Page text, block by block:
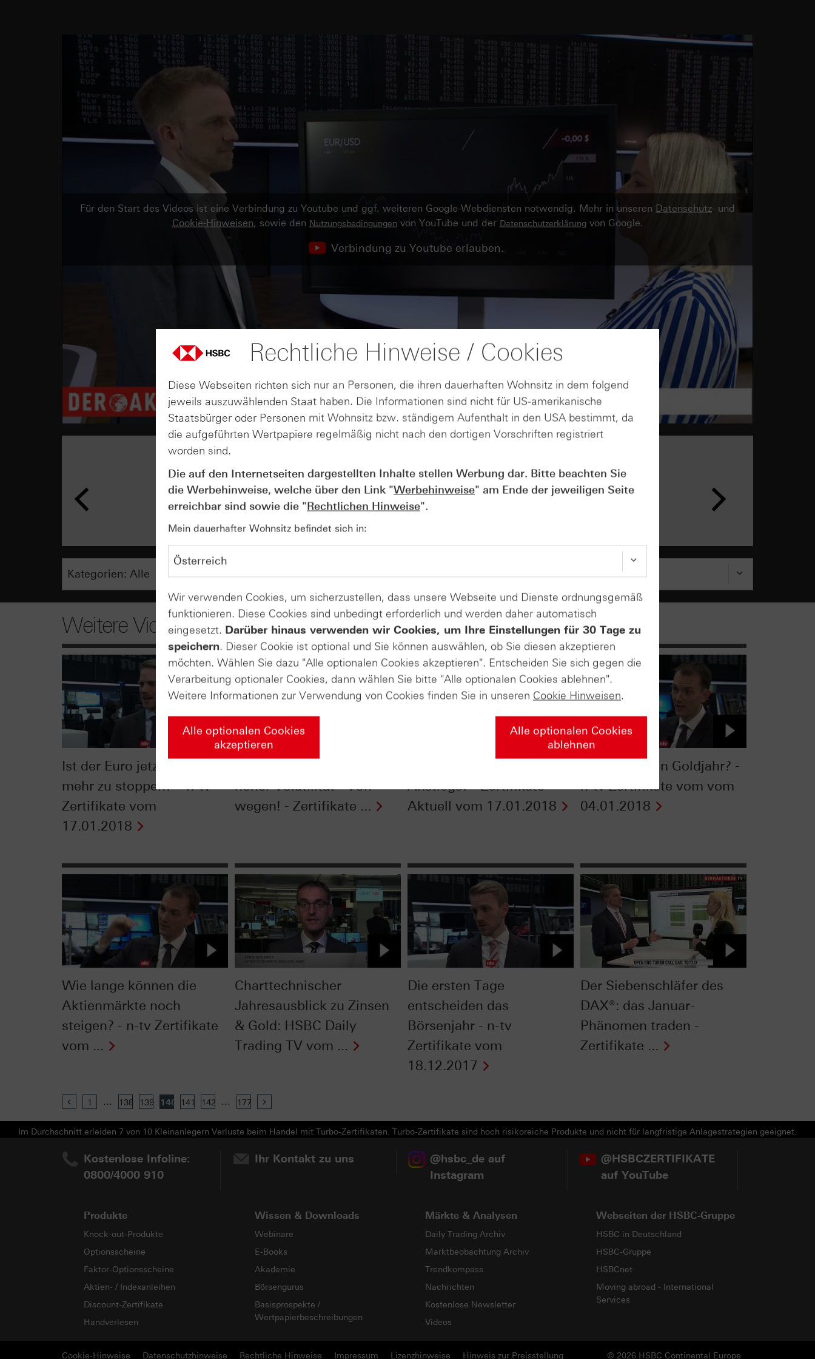
Für den Start des Videos ist eine Verbindung zu Youtube und ggf. weiteren Google-Webdiensten notwendig. Mehr in unseren Datenschutz- und
Cookie-Hinweisen, sowie den Nutzungsbedingungen von YouTube und der Datenschutzerklärungvon Google.
Verbindung zu Youtube erlauben.
AUGUST
07
Wie lange bleibt der DAX® in
Rekordlaune? - ntv Zertifikate
07.08.26
Weitere Videos
Ist der Euro jetzt nicht
mehr zu stoppen? – n-tv
Zertifikate vom
17.01.2018
hoher Volatilität - Von
wegen! - Zertifikate ...
Anstiegs? - Zertifikate
Aktuell vom 17.01.2018
Wird 2018 ein Goldjahr? -
n-tv Zertifikate vom vom
04.01.2018
Wie lange können die
Aktienmärkte noch
steigen? - n-tv Zertifikate
vom ...
Charttechnischer
Jahresausblick zu Zinsen
& Gold: HSBC Daily
Trading TV vom ...
Die ersten Tage
entscheiden das
Börsenjahr - n-tv
Zertifikate vom
18.12.2017
Der Siebenschläfer des
DAX®: das Januar-
Phänomen traden -
Zertifikate ...
Previous
1 ... 138 139 140 141 142 ... 177
Im Durchschnitt erleiden 7 von 10 Kleinanlegern Verluste beim Handel mit Turbo-Zertifikaten. Turbo-Zertifikate sind hoch risikoreiche Produkte und nicht für langfristige Anlagestrategien geeignet.
Kostenlose Infoline:
0800/4000 910
Ihr Kontakt zu uns
@hsbc_de auf
Instagram
@HSBCZERTIFIKATE
auf YouTube
Produkte
Knock-out-Produkte
Optionsscheine
Faktor-Optionsscheine
Aktien- / Indexanleihen
Discount-Zertifikate
Handverlesen
Wissen & Downloads
Webinare
E-Books
Akademie
Börsengurus
Basisprospekte /
Wertpapierbeschreibungen
Märkte & Analysen
Daily Trading Archiv
Marktbeobachtung Archiv
Trendkompass
Nachrichten
Kostenlose Newsletter
Videos
Webseiten der HSBC-Gruppe
HSBC in Deutschland
HSBC-Gruppe
HSBCnet
Moving abroad - International
Services
Cookie-Hinweise Datenschutzhinweise Rechtliche Hinweise Impressum Lizenzhinweise © 2026 HSBC Continental Europe
Hinweis zur Preisstellung
Rechtliche Hinweise / Cookies
Diese Webseiten richten sich nur an Personen, die ihren dauerhaften Wohnsitz in dem folgend
jeweils auszuwählenden Staat haben. Die Informationen sind nicht für US-amerikanische
Staatsbürger oder Personen mit Wohnsitz bzw. ständigem Aufenthalt in den USA bestimmt, da
die aufgeführten Wertpapiere regelmäßig nicht nach den dortigen Vorschriften registriert
worden sind.
Die auf den Internetseiten dargestellten Inhalte stellen Werbung dar. Bitte beachten Sie
die Werbehinweise, welche über den Link "Werbehinweise" am Ende der jeweiligen Seite
erreichbar sind sowie die "Rechtlichen Hinweise".
Mein dauerhafter Wohnsitz befindet sich in:
Wir verwenden Cookies, um sicherzustellen, dass unsere Webseite und Dienste ordnungsgemäß
funktionieren. Diese Cookies sind unbedingt erforderlich und werden daher automatisch
eingesetzt. Darüber hinaus verwenden wir Cookies, um Ihre Einstellungen für 30 Tage zu
speichern. Dieser Cookie ist optional und Sie können auswählen, ob Sie diesen akzeptieren
möchten. Wählen Sie dazu "Alle optionalen Cookies akzeptieren". Entscheiden Sie sich gegen die
Verarbeitung optionaler Cookies, dann wählen Sie bitte "Alle optionalen Cookies ablehnen".
Weitere Informationen zur Verwendung von Cookies finden Sie in unseren Cookie Hinweisen.
Alle optionalen Cookies
akzeptieren
Alle optionalen Cookies
ablehnen